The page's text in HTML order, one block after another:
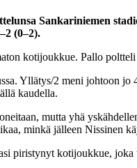
Sankariniemen
(0–2).
kotijoukkue. Pallo
Yllätys/2 meni johtoon
kaudella.
mutta yhä
minkä jälleen Nissinen
piristynyt kotijoukkue,